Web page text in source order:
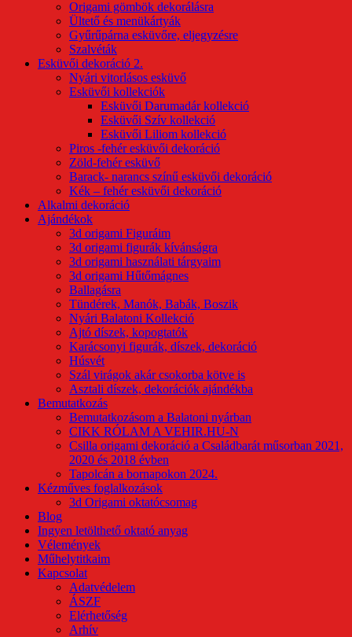
Origami gömbök dekorálásra
Ültető és menükártyák
Gyűrűpárna esküvőre, eljegyzésre
Szalvéták
Esküvői dekoráció 2.
Nyári vitorlásos esküvő
Esküvői kollekciók
Esküvői Darumadár kollekció
Esküvői Szív kollekció
Esküvői Liliom kollekció
Piros -fehér esküvői dekoráció
Zöld-fehér esküvő
Barack- narancs színű esküvői dekoráció
Kék – fehér esküvői dekoráció
Alkalmi dekoráció
Ajándékok
3d origami Figuráim
3d origami figurák kívánságra
3d origami használati tárgyaim
3d origami Hűtőmágnes
Ballagásra
Tündérek, Manók, Babák, Boszik
Nyári Balatoni Kollekció
Ajtó díszek, kopogtatók
Karácsonyi figurák, díszek, dekoráció
Húsvét
Szál virágok akár csokorba kötve is
Asztali díszek, dekorációk ajándékba
Bemutatkozás
Bemutatkozásom a Balatoni nyárban
CIKK RÓLAM A VEHIR.HU-N
Csilla origami dekoráció a Családbarát műsorban 2021,
2020 és 2018 évben
Tapolcán a bornapokon 2024.
Kézműves foglalkozások
3d Origami oktatócsomag
Blog
Ingyen letölthető oktató anyag
Vélemények
Műhelytitkaim
Kapcsolat
Adatvédelem
ÁSZF
Elérhetőség
Arhív